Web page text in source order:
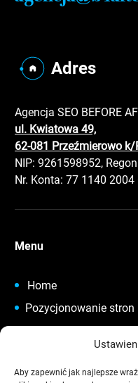
Aby zapewnić jak najlepsze
Adres
Agencja SEO BEFORE
ul. Kwiatowa 49,
62-081 Przeźmierowo
NIP: 9261598952,
Nr. Konta: 77 1140
Menu
Home
Pozycjonowanie stron
Audyt SEO stron
Tworzenie stron